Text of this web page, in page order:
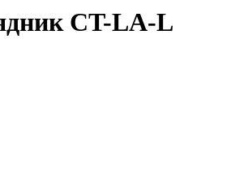
CT-LA-L